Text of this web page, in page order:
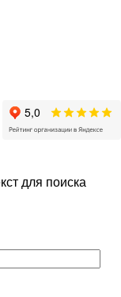
для поиска